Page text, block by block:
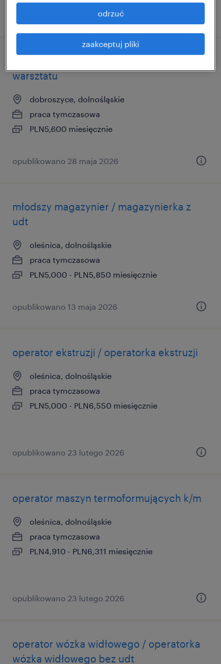
opublikowano 3 czerwca 2026
warsztatu
dobroszyce, dolnośląskie
praca tymczasowa
PLN5,600 miesięcznie
opublikowano 28 maja 2026
młodszy magazynier / magazynierka z
udt
oleśnica, dolnośląskie
praca tymczasowa
PLN5,000 - PLN5,850 miesięcznie
opublikowano 13 maja 2026
operator ekstruzji / operatorka ekstruzji
oleśnica, dolnośląskie
praca tymczasowa
PLN5,000 - PLN6,550 miesięcznie
opublikowano 23 lutego 2026
operator maszyn termoformujących k/m
oleśnica, dolnośląskie
praca tymczasowa
PLN4,910 - PLN6,311 miesięcznie
opublikowano 23 lutego 2026
operator wózka widłowego / operatorka
wózka widłowego bez udt
zaakceptuj pliki
odrzuć